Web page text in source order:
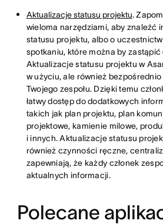
Aktualizacje statusu projektu.
wieloma narzędziami, aby znaleźć
statusu projektu, albo o
spotkaniu, które można by
Aktualizacje statusu projektu w
w użyciu, ale również
Twojego zespołu. Dzięki temu
łatwy dostęp do dodatkowych
takich jak plan projektu, plan
projektowe, kamienie milowe,
i innych. Aktualizacje statusu
również czynności ręczne,
zapewniają, że każdy członek
aktualnych informacji.
Polecane